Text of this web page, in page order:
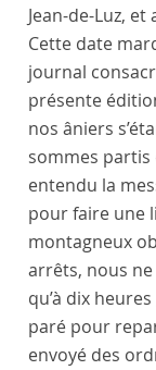
Jean-de-Luz,
Cette date
journal
présente
nos âniers
sommes partis
entendu la
pour faire une
montagneux
arrêts, nous
qu’à dix
paré pour
envoyé des